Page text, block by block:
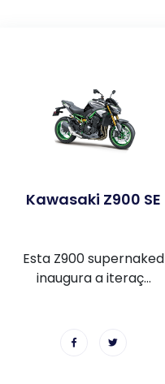
Kawasaki Z900 SE
Esta Z900 supernaked
inaugura a iteraç...